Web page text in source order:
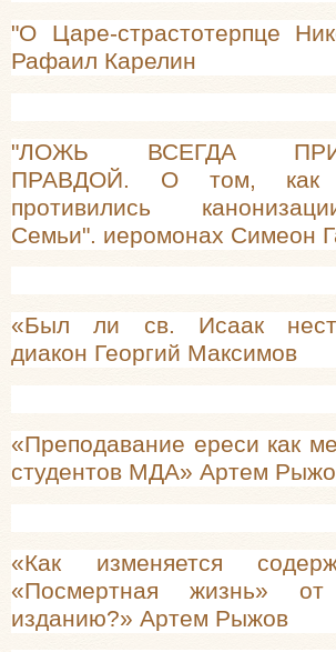
"О Царе-страстотерпце
Рафаил Карелин
"ЛОЖЬ ВСЕГДА
ПРАВДОЙ. О том, как
противились
Семьи". иеромонах Симеон
«Был ли св. Исаак
диакон Георгий Максимов
«Преподавание ереси как
студентов МДА» Артем
«Как изменяется
«Посмертная жизнь»
изданию?» Артем Рыжов